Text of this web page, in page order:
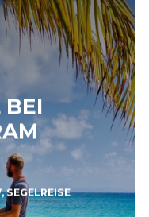
BEI
,SEGELREISE